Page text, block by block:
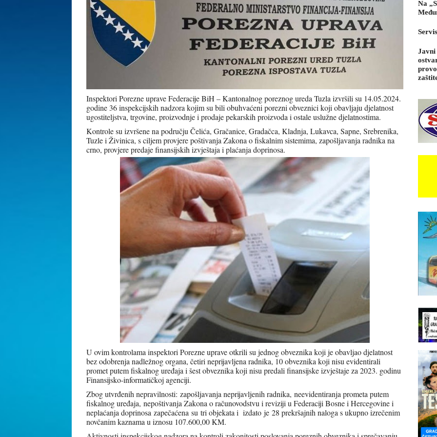
Inspektori Porezne uprave Federacije BiH – Kantonalnog poreznog ureda Tuzla izvršili su 14.05.2024.
godine 36 inspekcijskih nadzora kojim su bili obuhvaćeni porezni obveznici koji obavljaju djelatnost
ugostiteljstva, trgovine, proizvodnje i prodaje pekarskih proizvoda i ostale uslužne djelatnostima.
Kontrole su izvršene na području Čelića, Gračanice, Gradačca, Kladnja, Lukavca, Sapne, Srebrenika,
Tuzle i Živinica, s ciljem provjere poštivanja Zakona o fiskalnim sistemima, zapošljavanja radnika na
crno, provjere predaje finansijskih izvještaja i plaćanja doprinosa.
U ovim kontrolama inspektori Porezne uprave otkrili su jednog obveznika koji je obavljao djelatnost
bez odobrenja nadležnog organa, četiri neprijavljena radnika, 10 obveznika koji nisu evidentirali
promet putem fiskalnog uređaja i šest obveznika koji nisu predali finansijske izvještaje za 2023. godinu
Finansijsko-informatičkoj agenciji.
Zbog utvrđenih nepravilnosti: zapošljavanja neprijavljenih radnika, neevidentiranja prometa putem
fiskalnog uređaja, nepoštivanja Zakona o računovodstvu i reviziji u Federaciji Bosne i Hercegovine i
neplaćanja doprinosa zapečaćena su tri objekata i izdato je 28 prekršajnih naloga s ukupno izrečenim
novčanim kaznama u iznosu 107.600,00 KM.
Na
Javni